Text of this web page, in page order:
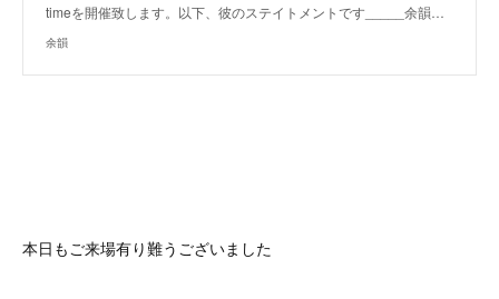
timeを開催致します。以下、彼のステイトメントです_____余韻…
余韻
本日もご来場有り難うございました